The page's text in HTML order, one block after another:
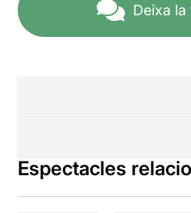
Deixa
Espectacles